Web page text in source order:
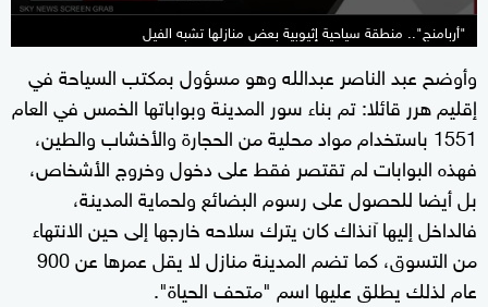
"أربامنج".. منطقة سياحية إثيوبية بعض منازلها تشبه الفيل
وأوضح عبد الناصر عبدالله وهو مسؤول بمكتب السياحة في
إقليم هرر قائلا: تم بناء سور المدينة وبواباتها الخمس في العام
1551 باستخدام مواد محلية من الحجارة والأخشاب والطين،
فهذه البوابات لم تقتصر فقط على دخول وخروج الأشخاص،
بل أيضا للحصول على رسوم البضائع ولحماية المدينة،
فالداخل إليها آنذاك كان يترك سلاحه خارجها إلى حين الانتهاء
من التسوق، كما تضم المدينة منازل لا يقل عمرها عن 900
عام لذلك يطلق عليها اسم "متحف الحياة".